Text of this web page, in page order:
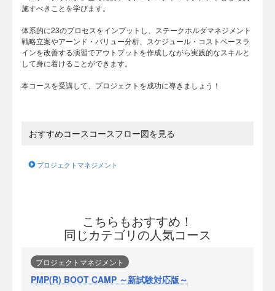
施すべきことを学びます。
体系的に23のプロセスをインプットし、ステークホルダマネジメント
戦略立案やアーンド・バリュー分析、スケジュール・コストベースラ
インを改善する演習でアウトプットを作成しながら実践的なスキルと
して身に着けることができます。
本コースを受講して、プロジェクトを成功に導きましょう！
おすすめコースコースフロー図を見る
プロジェクトマネジメント
こちらもおすすめ！
同じカテゴリの人気コース
プロジェクトマネジメント
PMP(R) BOOT CAMP ～新試験対応版～